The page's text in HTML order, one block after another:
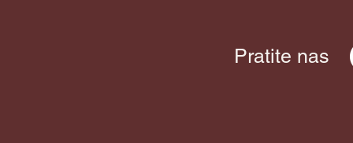
Pratite nas